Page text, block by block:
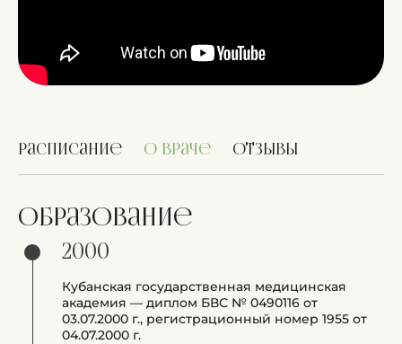
Расписание О враче Отзывы
образование
2000
Кубанская государственная медицинская
академия — диплом БВС № 0490116 от
03.07.2000 г., регистрационный номер 1955 от
04.07.2000 г.